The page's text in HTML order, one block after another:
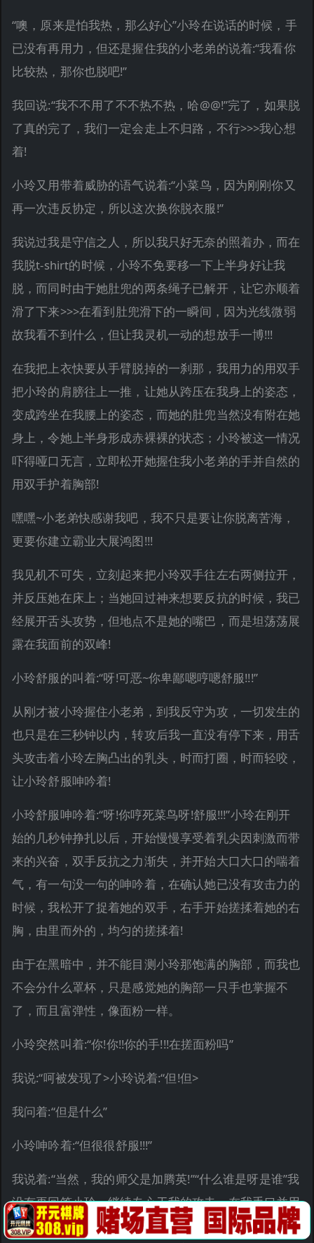
“噢，原来是怕我热，那么好心”小玲在说话的时候，手
已没有再用力，但还是握住我的小老弟的说着:“我看你
比较热，那你也脱吧!”
我回说:“我不不用了不不热不热，哈@@!”完了，如果脱
了真的完了，我们一定会走上不归路，不行>>>我心想
着!
小玲又用带着威胁的语气说着:“小菜鸟，因为刚刚你又
再一次违反协定，所以这次换你脱衣服!”
我说过我是守信之人，所以我只好无奈的照着办，而在
我脱t-shirt的时候，小玲不免要移一下上半身好让我
脱，而同时由于她肚兜的两条绳子已解开，让它亦顺着
滑了下来>>>在看到肚兜滑下的一瞬间，因为光线微弱
故我看不到什么，但让我灵机一动的想放手一博!!!
在我把上衣快要从手臂脱掉的一刹那，我用力的用双手
把小玲的肩膀往上一推，让她从跨压在我身上的姿态，
变成跨坐在我腰上的姿态，而她的肚兜当然没有附在她
身上，令她上半身形成赤裸裸的状态；小玲被这一情况
吓得哑口无言，立即松开她握住我小老弟的手并自然的
用双手护着胸部!
嘿嘿~小老弟快感谢我吧，我不只是要让你脱离苦海，
更要你建立霸业大展鸿图!!!
我见机不可失，立刻起来把小玲双手往左右两侧拉开，
并反压她在床上；当她回过神来想要反抗的时候，我已
经展开舌头攻势，但地点不是她的嘴巴，而是坦荡荡展
露在我面前的双峰!
小玲舒服的叫着:“呀!可恶~你卑鄙嗯哼嗯舒服!!!”
从刚才被小玲握住小老弟，到我反守为攻，一切发生的
也只是在三秒钟以内，转攻后我一直没有停下来，用舌
头攻击着小玲左胸凸出的乳头，时而打圈，时而轻咬，
让小玲舒服呻吟着!
小玲舒服呻吟着:“呀!你哼死菜鸟呀!舒服!!!”小玲在刚开
始的几秒钟挣扎以后，开始慢慢享受着乳尖因刺激而带
来的兴奋，双手反抗之力渐失，并开始大口大口的喘着
气，有一句没一句的呻吟着，在确认她已没有攻击力的
时候，我松开了捉着她的双手，右手开始搓揉着她的右
胸，由里而外的，均匀的搓揉着!
由于在黑暗中，并不能目测小玲那饱满的胸部，而我也
不会分什么罩杯，只是感觉她的胸部一只手也掌握不
了，而且富弹性，像面粉一样。
小玲突然叫着:“你!你!!你的手!!!在搓面粉吗”
我说:“呵被发现了>小玲说着:“但!但>
我问着:“但是什么”
小玲呻吟着:“但很很舒服!!!”
我说着:“当然，我的师父是加腾英!”“什么谁是呀是谁”我
没有再回答小玲，继续专心于我的攻击，在我手口并用
的刺激她胸部的时候，我的左手并没有闲着，我漫游于